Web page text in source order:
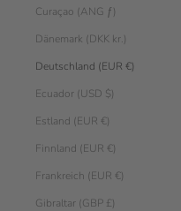
Curaçao (ANG ƒ)
Dänemark (DKK kr.)
Deutschland (EUR €)
Ecuador (USD $)
Estland (EUR €)
Finnland (EUR €)
Frankreich (EUR €)
Gibraltar (GBP £)